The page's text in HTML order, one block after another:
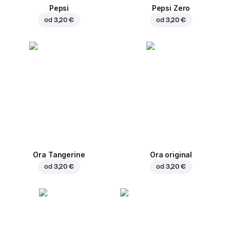
Pepsi
od 3,20 €
Pepsi Zero
od 3,20 €
Ora Tangerine
od 3,20 €
Ora original
od 3,20 €